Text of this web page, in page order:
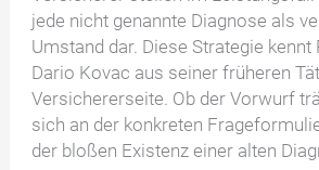
jede nicht genannte Diagnose als
Umstand dar. Diese Strategie
Dario Kovac aus seiner früheren
Versichererseite. Ob der Vorwurf
sich an der konkreten
der bloßen Existenz einer alten